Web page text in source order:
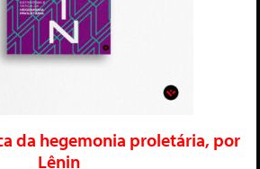
da hegemonia proletária, por
Lênin